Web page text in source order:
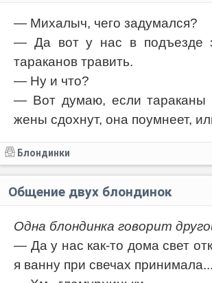
— Михалыч, чего задумался?
— Да вот у нас в подъезде
тараканов травить.
— Ну и что?
— Вот думаю, если тараканы
жены сдохнут, она поумнеет,
Блондинки
Общение двух блондинок
Одна блондинка говорит
— Да у нас как-то дома свет
я ванну при свечах принимала...